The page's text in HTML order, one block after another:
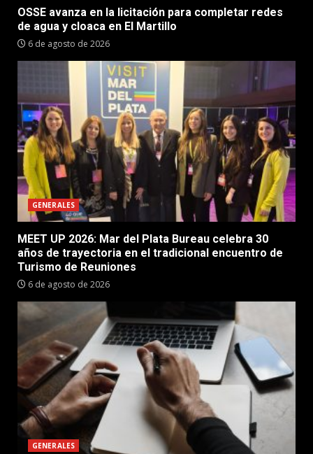
OSSE avanza en la licitación para completar redes
de agua y cloaca en El Martillo
6 de agosto de 2026
GENERALES
MEET UP 2026: Mar del Plata Bureau celebra 30
años de trayectoria en el tradicional encuentro de
Turismo de Reuniones
6 de agosto de 2026
GENERALES